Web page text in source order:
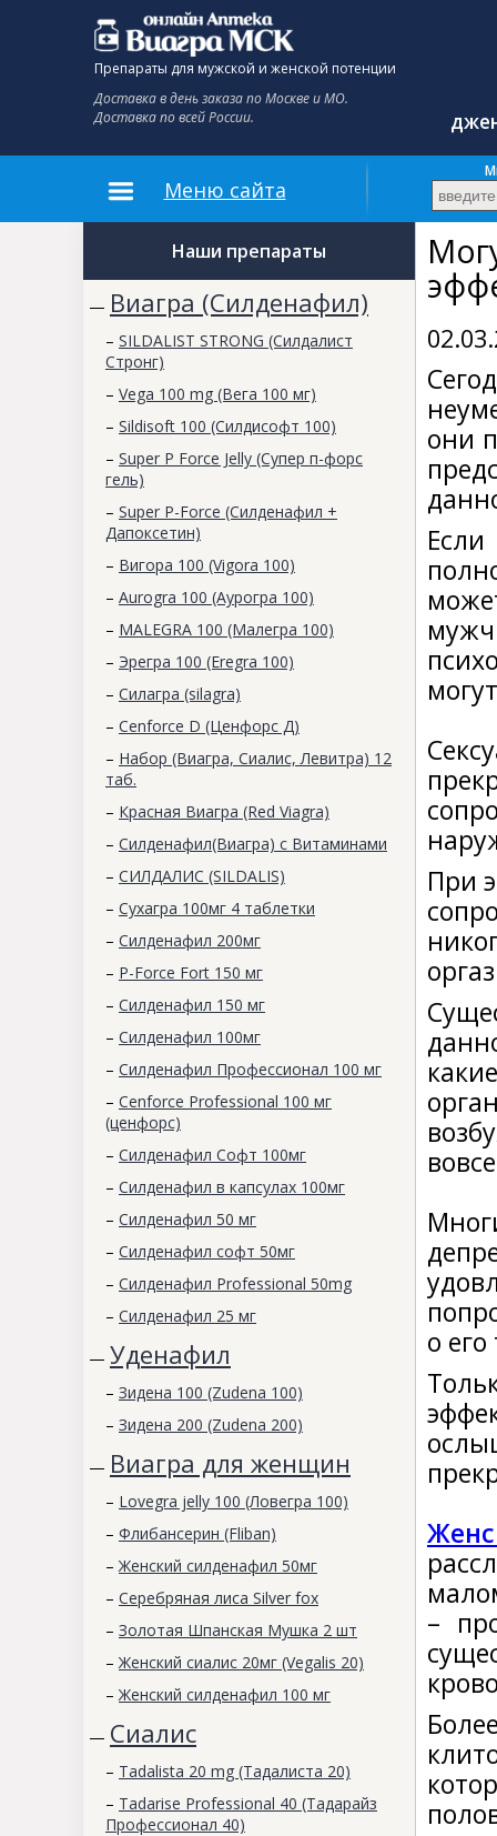
Препараты для мужской и женской потенции
Доставка в день заказа по Москве и МО.
Доставка по всей России.
Меню сайта
Наши препараты
— Виагра (Силденафил)
– SILDALIST STRONG (Силдалист
Стронг)
– Vega 100 mg (Вега 100 мг)
– Sildisoft 100 (Силдисофт 100)
– Super P Force Jelly (Супер п-форс
гель)
– Super P-Force (Силденафил +
Дапоксетин)
– Вигора 100 (Vigora 100)
– Aurogra 100 (Аурогра 100)
– MALEGRA 100 (Малегра 100)
– Эрегра 100 (Eregra 100)
– Силагра (silagra)
– Cenforce D (Ценфорс Д)
– Набор (Виагра, Сиалис, Левитра) 12
таб.
– Красная Виагра (Red Viagra)
– Силденафил(Виагра) с Витаминами
– СИЛДАЛИС (SILDALIS)
– Сухагра 100мг 4 таблетки
– Силденафил 200мг
– P-Force Fort 150 мг
– Силденафил 150 мг
– Силденафил 100мг
– Силденафил Профессионал 100 мг
– Cenforce Professional 100 мг
(ценфорс)
– Силденафил Софт 100мг
– Силденафил в капсулах 100мг
– Силденафил 50 мг
– Силденафил софт 50мг
– Силденафил Professional 50mg
– Силденафил 25 мг
— Уденафил
– Зидена 100 (Zudena 100)
– Зидена 200 (Zudena 200)
— Виагра для женщин
– Lovegra jelly 100 (Ловегра 100)
– Флибансерин (Fliban)
– Женский силденафил 50мг
– Серебряная лиса Silver fox
– Золотая Шпанская Мушка 2 шт
– Женский сиалис 20мг (Vegalis 20)
– Женский силденафил 100 мг
— Сиалис
– Tadalista 20 mg (Тадалиста 20)
– Tadarise Professional 40 (Тадарайз
Профессионал 40)
они
При
о
–